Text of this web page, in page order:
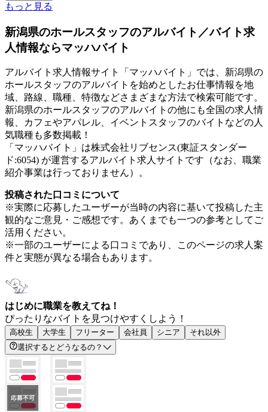
もっと見る
新潟県のホールスタッフのアルバイト／バイト求
人情報ならマッハバイト
アルバイト求人情報サイト「マッハバイト」では、新潟県の
ホールスタッフのアルバイトを始めとしたお仕事情報を地
域、路線、職種、特徴などさまざまな方法で検索可能です。
新潟県のホールスタッフのアルバイトの他にも全国の求人情
報、カフェやアパレル、イベントスタッフのバイトなどの人
気職種も多数掲載！
「マッハバイト」は株式会社リブセンス(東証スタンダー
ド:6054) が運営するアルバイト求人サイトです（なお、職業
紹介事業は行っておりません）。
投稿された口コミについて
※実際に応募したユーザーが当時の内容に基いて投稿した主
観的なご意見・ご感想です。あくまでも一つの参考としてご
活用ください。
※一部のユーザーによる口コミであり、このページの求人案
件と実態が異なる場合もあります。
はじめに職業を教えてね！
ぴったりなバイトを見つけやすくしよう！
高校生 大学生 フリーター 会社員 シニア
それ以外
選択するとどうなるの？